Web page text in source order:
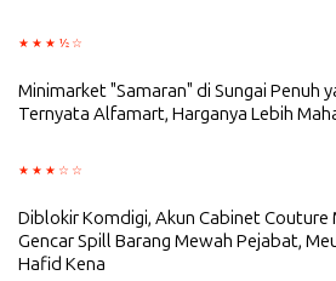
Minimarket "Samaran" di Sungai Penuh
Ternyata Alfamart, Harganya Lebih
Diblokir Komdigi, Akun Cabinet Couture
Gencar Spill Barang Mewah Pejabat,
Hafid Kena